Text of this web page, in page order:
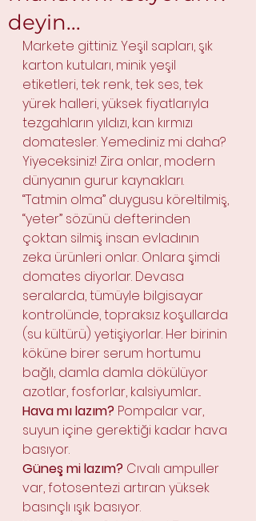
deyin...
Markete gittiniz. Yeşil sapları, şık
karton kutuları, minik yeşil
etiketleri, tek renk, tek ses, tek
yürek halleri, yüksek fiyatlarıyla
tezgahların yıldızı, kan kırmızı
domatesler. Yemediniz mi daha?
Yiyeceksiniz! Zira onlar, modern
dünyanın gurur kaynakları.
“Tatmin olma” duygusu köreltilmiş,
“yeter” sözünü defterinden
çoktan silmiş insan evladının
zeka ürünleri onlar. Onlara şimdi
domates diyorlar. Devasa
seralarda, tümüyle bilgisayar
kontrolünde, topraksız koşullarda
(su kültürü) yetişiyorlar. Her birinin
köküne birer serum hortumu
bağlı, damla damla dökülüyor
azotlar, fosforlar, kalsiyumlar...
Hava mı lazım? Pompalar var,
suyun içine gerektiği kadar hava
basıyor.
Güneş mi lazım? Cıvalı ampuller
var, fotosentezi artıran yüksek
basınçlı ışık basıyor.